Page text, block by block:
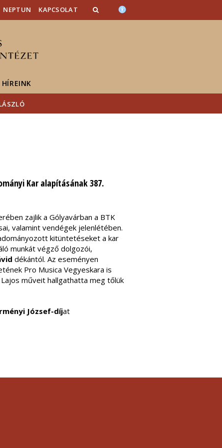
NEPTUN KAPCSOLAT
HÍREINK
Kar alapításának 387.
zajlik a Gólyavárban a BTK
valamint vendégek jelenlétében.
kitüntetéseket a kar
munkát végző dolgozói,
dékántól. Az eseményen
Pro Musica Vegyeskara is
műveit hallgathatta meg tőlük
József-díjat